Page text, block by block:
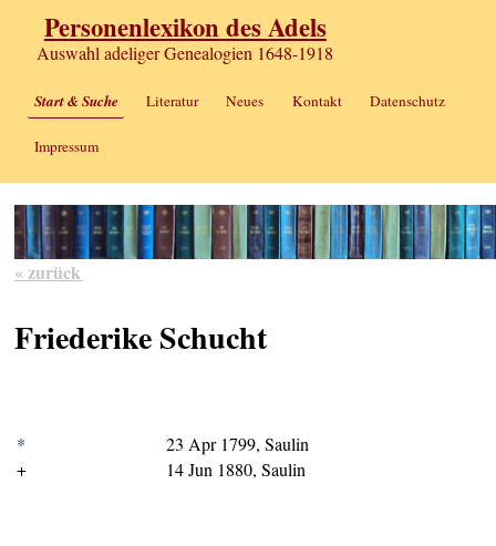
Personenlexikon des Adels
Auswahl adeliger Genealogien 1648-1918
Start & Suche Literatur Neues Kontakt Datenschutz
Impressum
« zurück
Friederike Schucht
*
23 Apr 1799, Saulin
+
14 Jun 1880, Saulin